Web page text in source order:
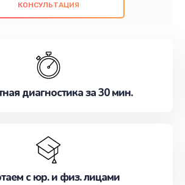
работ. Наша цель - предоставить
Не медлите записаться на
КОНСУЛЬТАЦИЯ
диагностика за 30 мин.
с юр. и физ. лицами